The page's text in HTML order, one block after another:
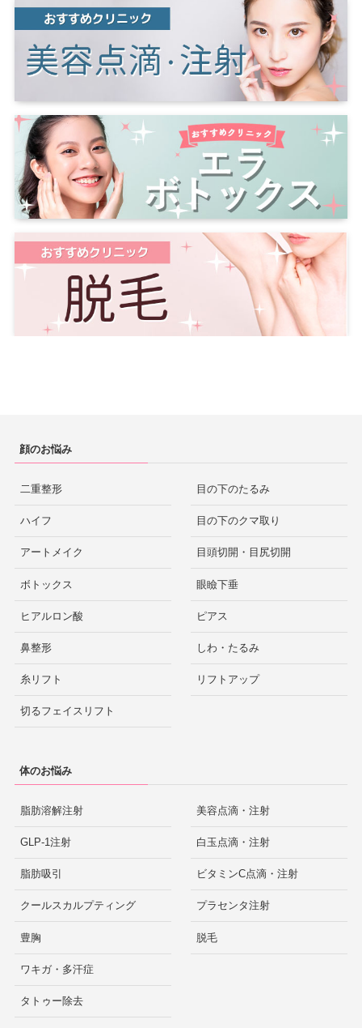
顔のお悩み
二重整形
ハイフ
アートメイク
ボトックス
ヒアルロン酸
鼻整形
糸リフト
切るフェイスリフト
目の下のたるみ
目の下のクマ取り
目頭切開・目尻切開
眼瞼下垂
ピアス
しわ・たるみ
リフトアップ
体のお悩み
脂肪溶解注射
GLP-1注射
脂肪吸引
クールスカルプティング
豊胸
ワキガ・多汗症
タトゥー除去
美容点滴・注射
白玉点滴・注射
ビタミンC点滴・注射
プラセンタ注射
脱毛